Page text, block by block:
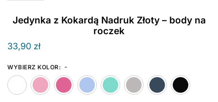
Jedynka z Kokardą Nadruk Złoty – body na
roczek
33,90 zł
WYBIERZ KOLOR: -
Biały
RóżowyCiemny Różowy
BłękitnyMiętowySzary